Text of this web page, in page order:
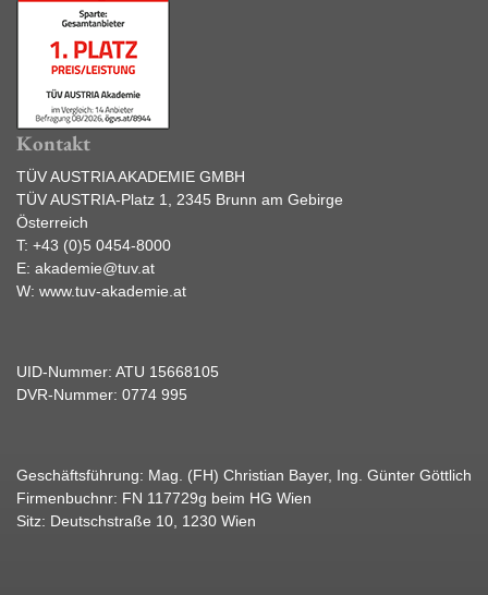
Kontakt
TÜV AUSTRIA AKADEMIE GMBH
TÜV AUSTRIA-Platz 1, 2345 Brunn am Gebirge
Österreich
T: +43 (0)5 0454-8000
E: akademie@tuv.at
W: www.tuv-akademie.at
UID-Nummer: ATU 15668105
DVR-Nummer: 0774 995
Geschäftsführung: Mag. (FH) Christian Bayer, Ing. Günter Göttlich
Firmenbuchnr: FN 117729g beim HG Wien
Sitz: Deutschstraße 10, 1230 Wien